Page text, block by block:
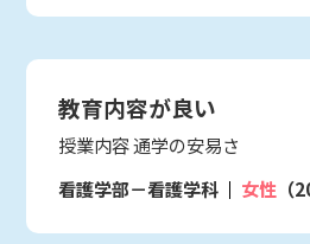
教育内容が良い
授業内容 通学の安易さ
看護学部－看護学科
女性 （